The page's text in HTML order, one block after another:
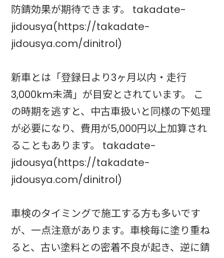
防錆効果が期待できます。 takadate-
jidousya(https://takadate-
jidousya.com/dinitrol)
新車とは「登録日より3ヶ月以内・走行
3,000km未満」が目安とされています。 こ
の時期を逃すと、中古車扱いと同様の下処理
が必要になり、費用が5,000円以上加算され
ることもあります。 takadate-
jidousya(https://takadate-
jidousya.com/dinitrol)
車検のタイミングで施工する方も多いです
が、一点注意があります。車検毎に塗り重ね
ると、古い塗料との密着不良が起き、逆に錆